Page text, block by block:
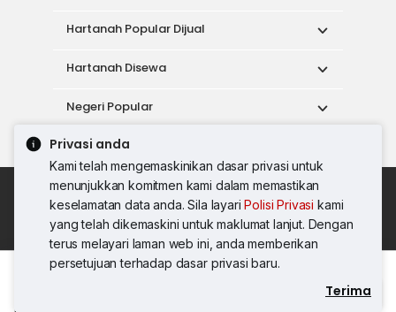
Privasi anda
Kami telah mengemaskinikan dasar privasi untuk
menunjukkan komitmen kami dalam memastikan
keselamatan data anda. Sila layariPolisi Privasi kami
yang telah dikemaskini untuk maklumat lanjut. Dengan
terus melayari laman web ini, anda memberikan
persetujuan terhadap dasar privasi baru.
Terima
Hubungi Agen
Hartanah Popular Dijual
Hartanah Disewa
Negeri Popular
Alat
Dasar Penggunaan
Syarat Perkhidmatan
Dasar Privasi
Syarat Pembelian
© 2026 PropertyGuru International (Malaysia)
Sdn. Bhd.